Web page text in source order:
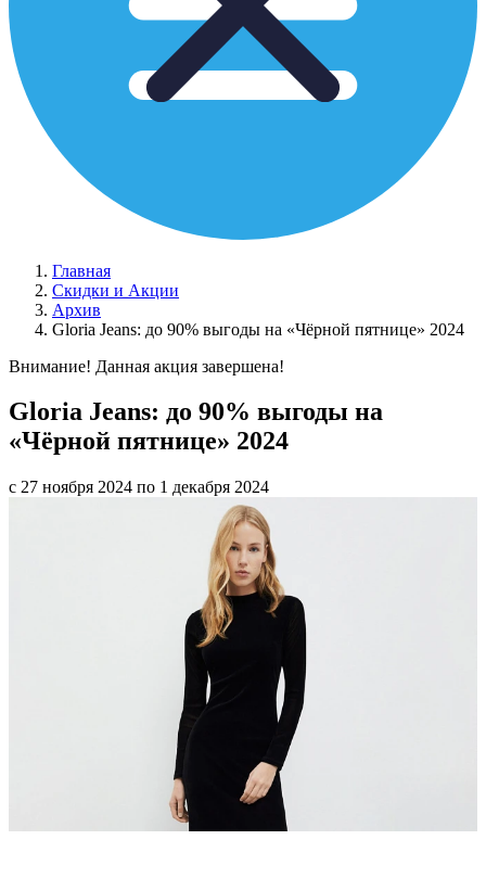
Главная
Скидки и Акции
Архив
Gloria Jeans: до 90% выгоды на «Чёрной пятнице» 2024
Внимание! Данная акция завершена!
Gloria Jeans: до 90% выгоды на
«Чёрной пятнице» 2024
с 27 ноября 2024 по 1 декабря 2024